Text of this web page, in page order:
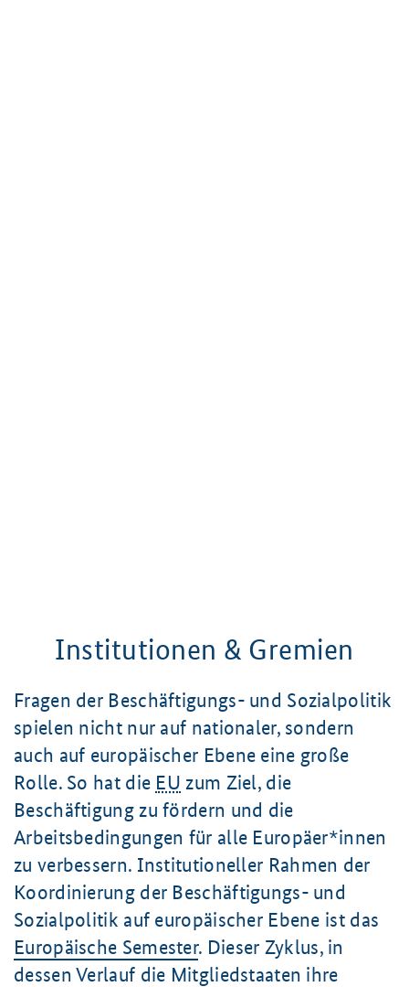
Institutionen & Gremien
Fragen der Beschäftigungs- und Sozialpolitik
spielen nicht nur auf nationaler, sondern
auch auf europäischer Ebene eine große
Rolle. So hat die EU zum Ziel, die
Beschäftigung zu fördern und die
Arbeitsbedingungen für alle Europäer*innen
zu verbessern. Institutioneller Rahmen der
Koordinierung der Beschäftigungs- und
Sozialpolitik auf europäischer Ebene ist das
Europäische Semester. Dieser Zyklus, in
dessen Verlauf die Mitgliedstaaten ihre